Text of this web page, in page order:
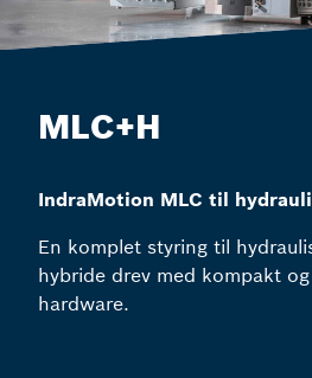
MLC+H
IndraMotion MLC til
En komplet styring til
hybride drev med kompakt
hardware.